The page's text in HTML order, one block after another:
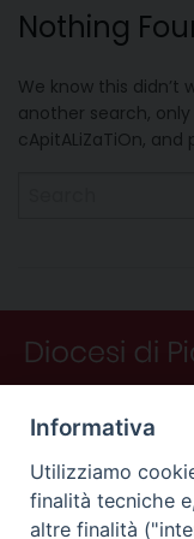
Nothing
We know this
another search,
cApitALiZaTiOn,
Informativa
Utilizziamo
finalità tecniche
altre finalità